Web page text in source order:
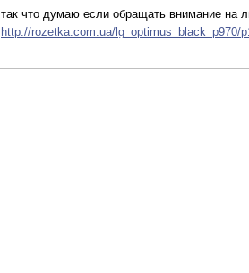
так что думаю если обращать внимание на
http://rozetka.com.ua/lg_optimus_black_p970/